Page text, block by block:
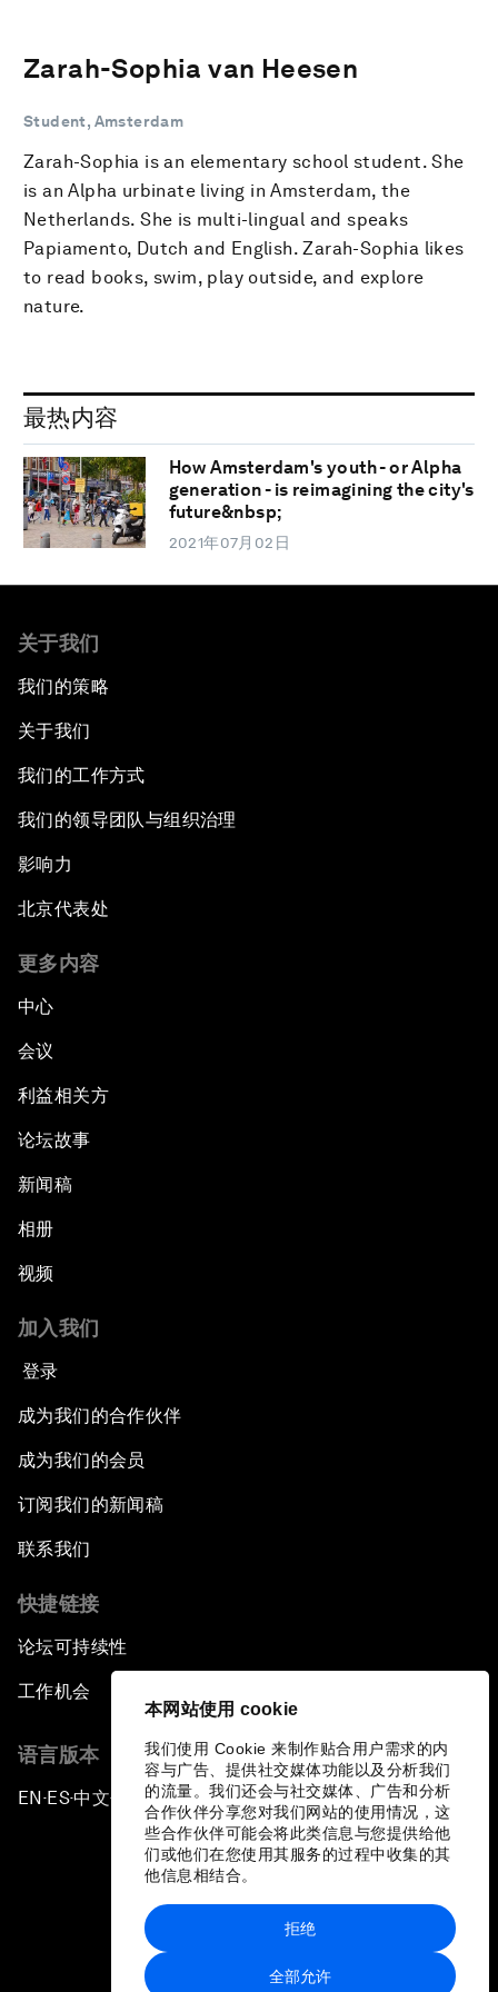
本网站使用 cookie
我们使用 Cookie 来制作贴合用户需求的内
容与广告、提供社交媒体功能以及分析我们
的流量。我们还会与社交媒体、广告和分析
合作伙伴分享您对我们网站的使用情况，这
些合作伙伴可能会将此类信息与您提供给他
们或他们在您使用其服务的过程中收集的其
他信息相结合。
全部允许
拒绝
Zarah-Sophia van Heesen
Student, Amsterdam
Zarah-Sophia is an elementary school student. She
is an Alpha urbinate living in Amsterdam, the
Netherlands. She is multi-lingual and speaks
Papiamento, Dutch and English. Zarah-Sophia likes
to read books, swim, play outside, and explore
nature.
最热内容
How Amsterdam's youth - or Alpha
generation - is reimagining the city's
future&nbsp;
2021年07月02日
关于我们
我们的策略
关于我们
我们的工作方式
我们的领导团队与组织治理
影响力
北京代表处
更多内容
中心
会议
利益相关方
论坛故事
新闻稿
相册
视频
加入我们
登录
成为我们的合作伙伴
成为我们的会员
订阅我们的新闻稿
联系我们
快捷链接
论坛可持续性
工作机会
语言版本
EN ▪ ES▪中文▪ 日本語